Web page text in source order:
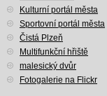
Kulturní portál města
Sportovní portál města
Čistá Plzeň
Multifunkční hřiště
malesický dvůr
Fotogalerie na Flickr